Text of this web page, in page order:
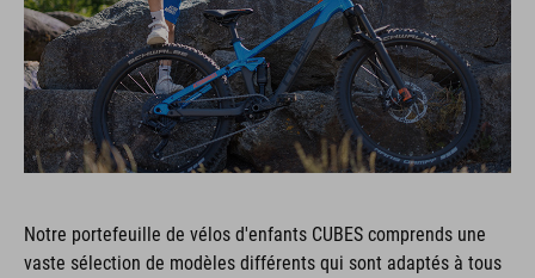
Notre portefeuille de vélos d'enfants CUBES comprends une
vaste sélection de modèles différents qui sont adaptés à tous